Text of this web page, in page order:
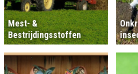
Mest- &
Bestrijdingsstoffen